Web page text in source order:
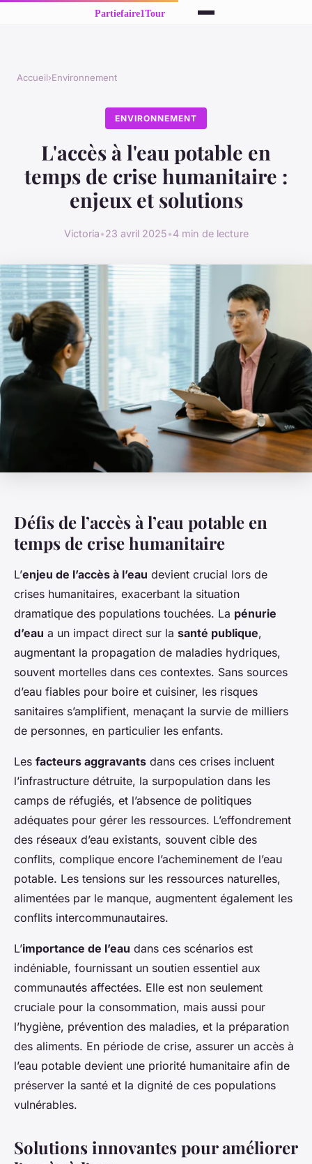
Accueil›Environnement
ENVIRONNEMENT
L'accès à l'eau potable en
temps de crise humanitaire :
enjeux et solutions
Victoria•23 avril 2025•4 min de lecture
Défis de l’accès à l’eau potable en
temps de crise humanitaire
L’enjeu de l’accès à l’eau devient crucial lors de
crises humanitaires, exacerbant la situation
dramatique des populations touchées. La pénurie
d’eau a un impact direct sur la santé publique,
augmentant la propagation de maladies hydriques,
souvent mortelles dans ces contextes. Sans sources
d’eau fiables pour boire et cuisiner, les risques
sanitaires s’amplifient, menaçant la survie de milliers
de personnes, en particulier les enfants.
Les facteurs aggravants dans ces crises incluent
l’infrastructure détruite, la surpopulation dans les
camps de réfugiés, et l’absence de politiques
adéquates pour gérer les ressources. L’effondrement
des réseaux d’eau existants, souvent cible des
conflits, complique encore l’acheminement de l’eau
potable. Les tensions sur les ressources naturelles,
alimentées par le manque, augmentent également les
conflits intercommunautaires.
L’importance de l’eau dans ces scénarios est
indéniable, fournissant un soutien essentiel aux
communautés affectées. Elle est non seulement
cruciale pour la consommation, mais aussi pour
l’hygiène, prévention des maladies, et la préparation
des aliments. En période de crise, assurer un accès à
l’eau potable devient une priorité humanitaire afin de
préserver la santé et la dignité de ces populations
vulnérables.
Solutions innovantes pour améliorer